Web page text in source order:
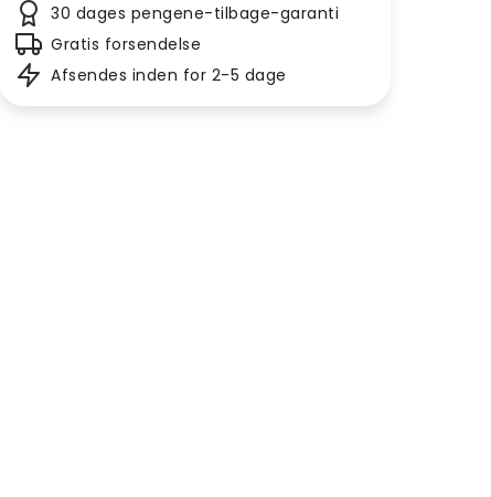
30 dages pengene-tilbage-garanti
Gratis forsendelse
Afsendes inden for 2-5 dage